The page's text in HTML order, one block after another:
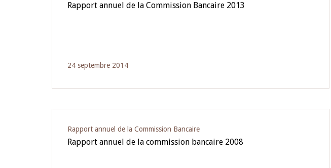
Rapport annuel de la Commission Bancaire 2013
24 septembre 2014
Rapport annuel de la Commission Bancaire
Rapport annuel de la commission bancaire 2008